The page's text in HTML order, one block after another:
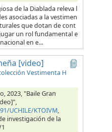
de la Diablada releva l
asociadas a la vestimen
que dotan de cont
un rol fundamental e
en e...
[video]
Vestimenta H
2023, "Baile Gran
UCHILE/KTOIVM,
investigación de la